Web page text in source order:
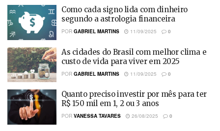
Como cada signo lida com dinheiro
segundo a astrologia financeira
POR GABRIEL MARTINS 11/09/2025 0
As cidades do Brasil com melhor clima e
custo de vida para viver em 2025
POR GABRIEL MARTINS 11/09/2025 0
Quanto preciso investir por mês para ter
R$ 150 mil em 1, 2 ou 3 anos
POR VANESSA TAVARES 26/08/2025 0